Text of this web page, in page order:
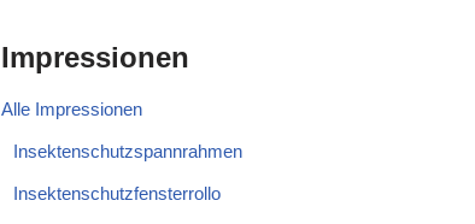
Impressionen
Alle Impressionen
Insektenschutzspannrahmen
Insektenschutzfensterrollo